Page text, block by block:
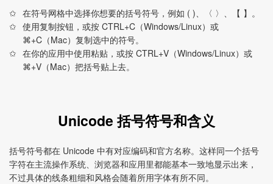
在符号网格中选择你想要的括号符号，例如 ( )、〈 〉、【 】。
使用复制按钮，或按 CTRL+C（Windows/Linux）或
⌘+C（Mac）复制选中的符号。
在你的应用中使用粘贴，或按 CTRL+V（Windows/Linux）或
⌘+V（Mac）把括号贴上去。
Unicode 括号符号和含义
括号符号都在 Unicode 中有对应编码和官方名称。这样同一个括号
字符在主流操作系统、浏览器和应用里都能基本一致地显示出来，
不过具体的线条粗细和风格会随着所用字体有所不同。